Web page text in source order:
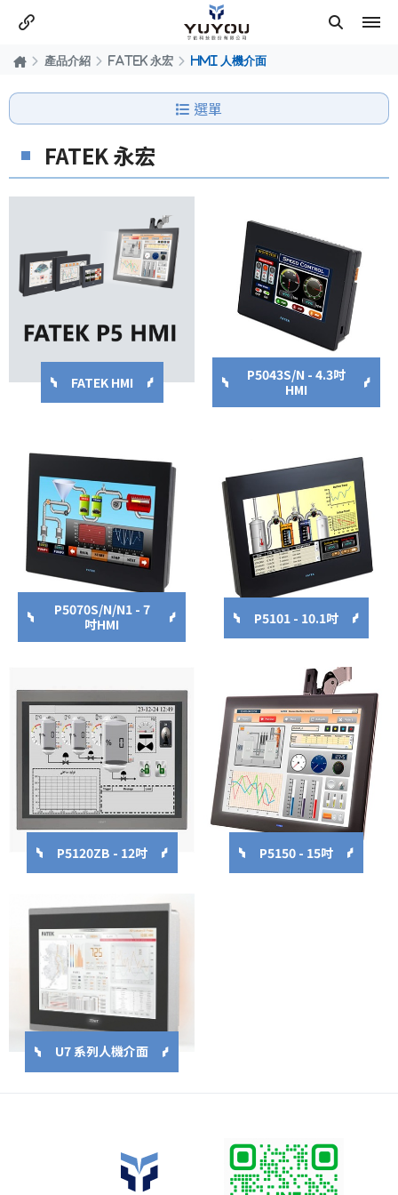
產品介紹 FATEK 永宏 HMI 人機介面
選單
FATEK 永宏
FATEK HMI
P5043S/N - 4.3吋
HMI
P5070S/N/N1 - 7
吋HMI
P5101 - 10.1吋
P5120ZB - 12吋 P5150 - 15吋
U7 系列人機介面